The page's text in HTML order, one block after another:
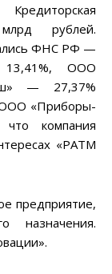
рублей.
ФНС РФ —
13,41%, ООО
— 27,37%
ООО «Приборы-
компания
«РАТМ
предприятие,
назначения.